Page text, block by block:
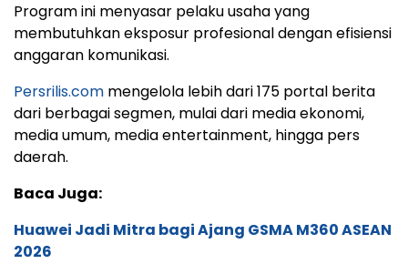
Program ini menyasar pelaku usaha yang
membutuhkan eksposur profesional dengan efisiensi
anggaran komunikasi.
Persrilis.com mengelola lebih dari 175 portal berita
dari berbagai segmen, mulai dari media ekonomi,
media umum, media entertainment, hingga pers
daerah.
Baca Juga:
Huawei Jadi Mitra bagi Ajang GSMA M360 ASEAN
2026